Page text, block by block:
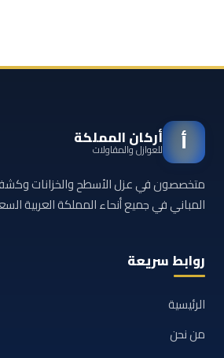
أ أركان المملكة
للعوازل والمقاولات
متخصصون في عزل الأسطح والخزانات وكشف
المباني في جميع أنحاء المملكة العربية
روابط سريعة
الرئيسية
من نحن